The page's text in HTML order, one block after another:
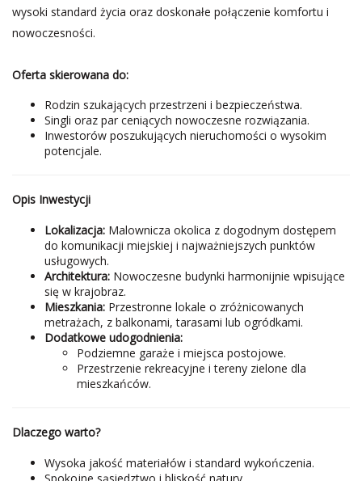
wysoki standard życia oraz doskonałe połączenie komfortu i
nowoczesności.
Oferta skierowana do:
Rodzin szukających przestrzeni i bezpieczeństwa.
Singli oraz par ceniących nowoczesne rozwiązania.
Inwestorów poszukujących nieruchomości o wysokim
potencjale.
Opis Inwestycji
Lokalizacja: Malownicza okolica z dogodnym dostępem
do komunikacji miejskiej i najważniejszych punktów
usługowych.
Architektura: Nowoczesne budynki harmonijnie wpisujące
się w krajobraz.
Mieszkania: Przestronne lokale o zróżnicowanych
metrażach, z balkonami, tarasami lub ogródkami.
Dodatkowe udogodnienia:
Podziemne garaże i miejsca postojowe.
Przestrzenie rekreacyjne i tereny zielone dla
mieszkańców.
Dlaczego warto?
Wysoka jakość materiałów i standard wykończenia.